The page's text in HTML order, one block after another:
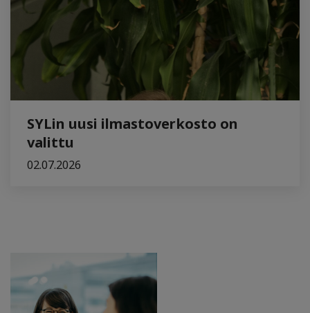
SYLin uusi ilmastoverkosto on
valittu
02.07.2026